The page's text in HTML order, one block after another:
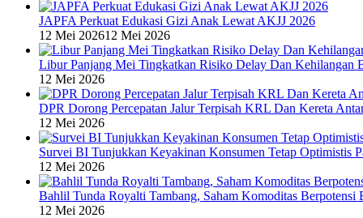
JAPFA Perkuat Edukasi Gizi Anak Lewat AKJJ 2026
12 Mei 202612 Mei 2026
Libur Panjang Mei Tingkatkan Risiko Delay Dan Kehilangan
12 Mei 2026
DPR Dorong Percepatan Jalur Terpisah KRL Dan Kereta
12 Mei 2026
Survei BI Tunjukkan Keyakinan Konsumen Tetap Optimistis
12 Mei 2026
Bahlil Tunda Royalti Tambang, Saham Komoditas Berpotensi
12 Mei 2026